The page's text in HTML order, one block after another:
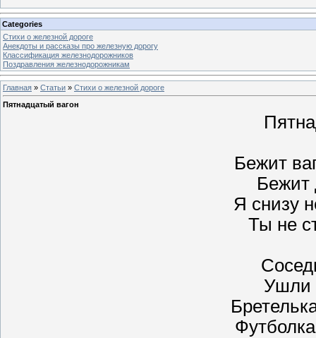
Categories
Стихи о железной дороге
Анекдоты и рассказы про железную дорогу
Классификация железнодорожников
Поздравления железнодорожникам
Главная » Статьи » Стихи о железной дороге
Пятнадцатый вагон
Бежит
Бежит
Я снизу
Ты не
Ушли